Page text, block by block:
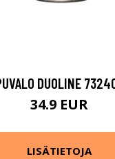
DUOLINE
34.9 EUR
LISÄTIETOJA